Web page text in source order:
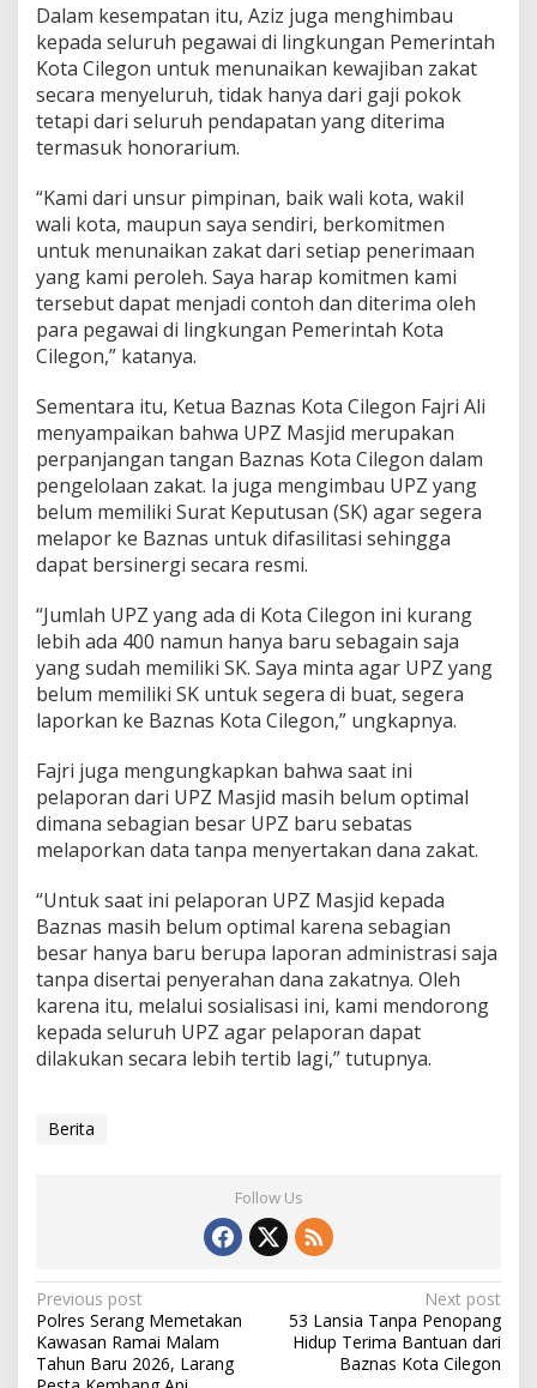
Dalam kesempatan itu, Aziz juga menghimbau
kepada seluruh pegawai di lingkungan Pemerintah
Kota Cilegon untuk menunaikan kewajiban zakat
secara menyeluruh, tidak hanya dari gaji pokok
tetapi dari seluruh pendapatan yang diterima
termasuk honorarium.
“Kami dari unsur pimpinan, baik wali kota, wakil
wali kota, maupun saya sendiri, berkomitmen
untuk menunaikan zakat dari setiap penerimaan
yang kami peroleh. Saya harap komitmen kami
tersebut dapat menjadi contoh dan diterima oleh
para pegawai di lingkungan Pemerintah Kota
Cilegon,” katanya.
Sementara itu, Ketua Baznas Kota Cilegon Fajri Ali
menyampaikan bahwa UPZ Masjid merupakan
perpanjangan tangan Baznas Kota Cilegon dalam
pengelolaan zakat. Ia juga mengimbau UPZ yang
belum memiliki Surat Keputusan (SK) agar segera
melapor ke Baznas untuk difasilitasi sehingga
dapat bersinergi secara resmi.
“Jumlah UPZ yang ada di Kota Cilegon ini kurang
lebih ada 400 namun hanya baru sebagain saja
yang sudah memiliki SK. Saya minta agar UPZ yang
belum memiliki SK untuk segera di buat, segera
laporkan ke Baznas Kota Cilegon,” ungkapnya.
Fajri juga mengungkapkan bahwa saat ini
pelaporan dari UPZ Masjid masih belum optimal
dimana sebagian besar UPZ baru sebatas
melaporkan data tanpa menyertakan dana zakat.
“Untuk saat ini pelaporan UPZ Masjid kepada
Baznas masih belum optimal karena sebagian
besar hanya baru berupa laporan administrasi saja
tanpa disertai penyerahan dana zakatnya. Oleh
karena itu, melalui sosialisasi ini, kami mendorong
kepada seluruh UPZ agar pelaporan dapat
dilakukan secara lebih tertib lagi,” tutupnya.
Berita
Follow Us
Post
navigation
Previous post
Polres Serang Memetakan
Kawasan Ramai Malam
Tahun Baru 2026, Larang
Next post
53 Lansia Tanpa Penopang
Hidup Terima Bantuan dari
Baznas Kota Cilegon